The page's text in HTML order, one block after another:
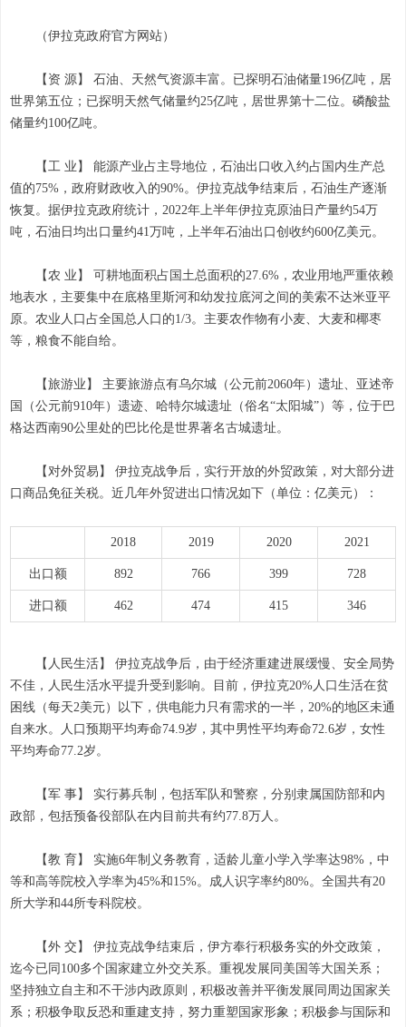
（伊拉克政府官方网站）
【资 源】 石油、天然气资源丰富。已探明石油储量196亿吨，居
世界第五位；已探明天然气储量约25亿吨，居世界第十二位。磷酸盐
储量约100亿吨。
【工 业】 能源产业占主导地位，石油出口收入约占国内生产总
值的75%，政府财政收入的90%。伊拉克战争结束后，石油生产逐渐
恢复。据伊拉克政府统计，2022年上半年伊拉克原油日产量约54万
吨，石油日均出口量约41万吨，上半年石油出口创收约600亿美元。
【农 业】 可耕地面积占国土总面积的27.6%，农业用地严重依赖
地表水，主要集中在底格里斯河和幼发拉底河之间的美索不达米亚平
原。农业人口占全国总人口的1/3。主要农作物有小麦、大麦和椰枣
等，粮食不能自给。
【旅游业】 主要旅游点有乌尔城（公元前2060年）遗址、亚述帝
国（公元前910年）遗迹、哈特尔城遗址（俗名“太阳城”）等，位于巴
格达西南90公里处的巴比伦是世界著名古城遗址。
【对外贸易】 伊拉克战争后，实行开放的外贸政策，对大部分进
口商品免征关税。近几年外贸进出口情况如下（单位：亿美元）：
2018 2019 2020 2021
出口额 892 766 399 728
进口额 462 474 415 346
【人民生活】 伊拉克战争后，由于经济重建进展缓慢、安全局势
不佳，人民生活水平提升受到影响。目前，伊拉克20%人口生活在贫
困线（每天2美元）以下，供电能力只有需求的一半，20%的地区未通
自来水。人口预期平均寿命74.9岁，其中男性平均寿命72.6岁，女性
平均寿命77.2岁。
【军 事】 实行募兵制，包括军队和警察，分别隶属国防部和内
政部，包括预备役部队在内目前共有约77.8万人。
【教 育】 实施6年制义务教育，适龄儿童小学入学率达98%，中
等和高等院校入学率为45%和15%。成人识字率约80%。全国共有20
所大学和44所专科院校。
【外 交】 伊拉克战争结束后，伊方奉行积极务实的外交政策，
迄今已同100多个国家建立外交关系。重视发展同美国等大国关系；
坚持独立自主和不干涉内政原则，积极改善并平衡发展同周边国家关
系；积极争取反恐和重建支持，努力重塑国家形象；积极参与国际和